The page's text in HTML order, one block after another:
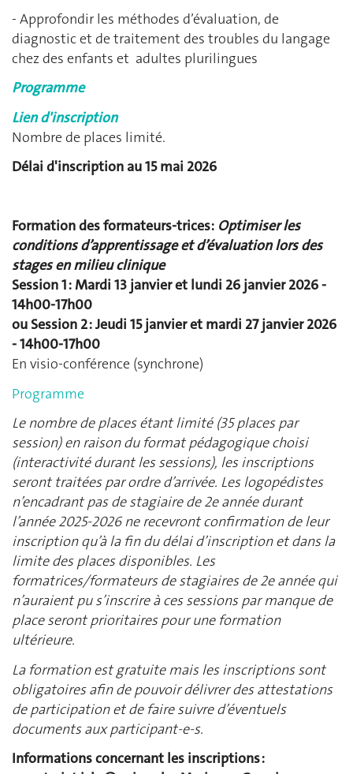
- Approfondir les méthodes d’évaluation, de
diagnostic et de traitement des troubles du langage
chez des enfants et adultes plurilingues
Programme
Lien d'inscription
Nombre de places limité.
Délai d'inscription au 15 mai 2026
Formation des formateurs-trices: Optimiser les
conditions d’apprentissage et d’évaluation lors des
stages en milieu clinique
Session 1 : Mardi 13 janvier et lundi 26 janvier 2026 -
14h00-17h00
ou Session 2 : Jeudi 15 janvier et mardi 27 janvier 2026
- 14h00-17h00
En visio-conférence (synchrone)
Programme
Le nombre de places étant limité (35 places par
session) en raison du format pédagogique choisi
(interactivité durant les sessions), les inscriptions
seront traitées par ordre d’arrivée. Les logopédistes
n’encadrant pas de stagiaire de 2e année durant
l’année 2025-2026 ne recevront confirmation de leur
inscription qu’à la fin du délai d’inscription et dans la
limite des places disponibles. Les
formatrices/formateurs de stagiaires de 2e année qui
n’auraient pu s’inscrire à ces sessions par manque de
place seront prioritaires pour une formation
ultérieure.
La formation est gratuite mais les inscriptions sont
obligatoires afin de pouvoir délivrer des attestations
de participation et de faire suivre d’éventuels
documents aux participant-e-s.
Informations concernant les inscriptions :